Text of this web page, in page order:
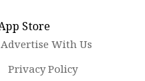
Advertise With Us
Privacy Policy